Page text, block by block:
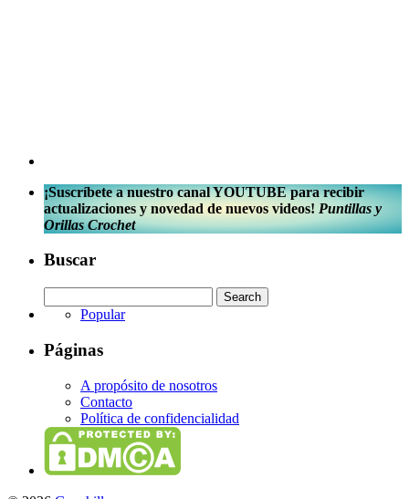
¡Suscríbete a nuestro canal YOUTUBE para recibir
actualizaciones y novedad de nuevos videos! Puntillas y
Orillas Crochet
Buscar
Popular
Páginas
A propósito de nosotros
Contacto
Política de confidencialidad